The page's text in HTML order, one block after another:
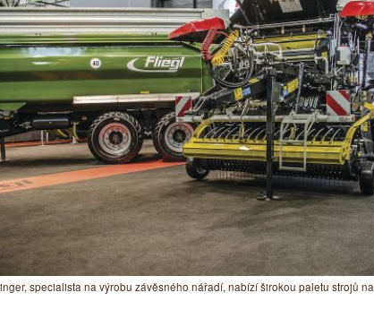
specialista na výrobu závěsného nářadí, nabízí širokou paletu strojů